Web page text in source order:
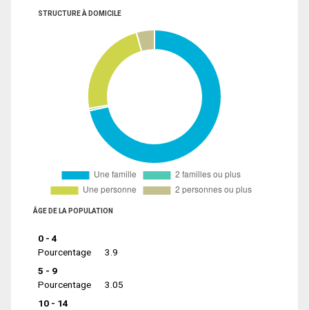
STRUCTURE À DOMICILE
ÂGE DE LA POPULATION
0 - 4
Pourcentage
3.9
5 - 9
Pourcentage
3.05
10 - 14